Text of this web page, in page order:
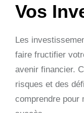
Vos
Les
faire fructifier
avenir financier.
risques et des
comprendre pour